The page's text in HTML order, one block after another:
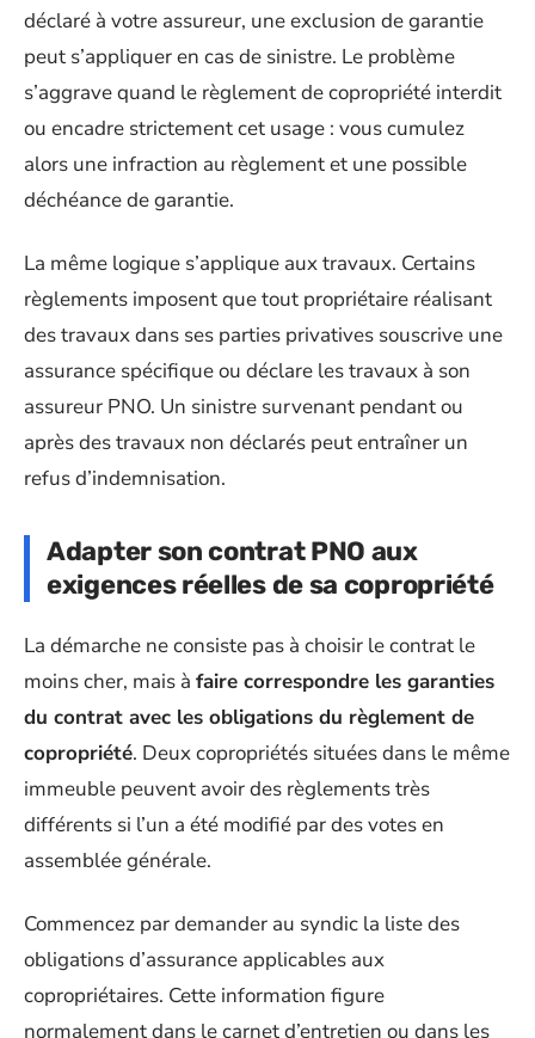
déclaré à votre assureur, une exclusion de garantie
peut s’appliquer en cas de sinistre. Le problème
s’aggrave quand le règlement de copropriété interdit
ou encadre strictement cet usage : vous cumulez
alors une infraction au règlement et une possible
déchéance de garantie.
La même logique s’applique aux travaux. Certains
règlements imposent que tout propriétaire réalisant
des travaux dans ses parties privatives souscrive une
assurance spécifique ou déclare les travaux à son
assureur PNO. Un sinistre survenant pendant ou
après des travaux non déclarés peut entraîner un
refus d’indemnisation.
Adapter son contrat PNO aux
exigences réelles de sa copropriété
La démarche ne consiste pas à choisir le contrat le
moins cher, mais à faire correspondre les garanties
du contrat avec les obligations du règlement de
copropriété. Deux copropriétés situées dans le même
immeuble peuvent avoir des règlements très
différents si l’un a été modifié par des votes en
assemblée générale.
Commencez par demander au syndic la liste des
obligations d’assurance applicables aux
copropriétaires. Cette information figure
normalement dans le carnet d’entretien ou dans les